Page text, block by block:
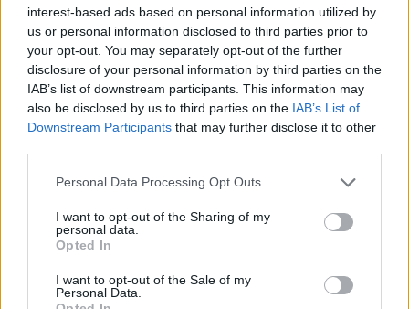
interest-based ads based on personal information utilized by
us or personal information disclosed to third parties prior to
your opt-out. You may separately opt-out of the further
disclosure of your personal information by third parties on the
IAB’s list of downstream participants. This information may
also be disclosed by us to third parties on the IAB’s List of
Downstream Participants that may further disclose it to other
Personal Data Processing Opt Outs
I want to opt-out of the Sharing of my
personal data.
Opted In
I want to opt-out of the Sale of my
Personal Data.
Campo Maior: «É um evento de Portugal»
O presidente da Entidade Regional de Turismo do Alentejo, José